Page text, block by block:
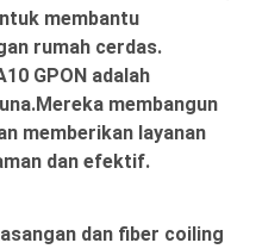
membantu
rumah cerdas.
GPON adalah
membangun
memberikan layanan
dan efektif.
dan fiber coiling